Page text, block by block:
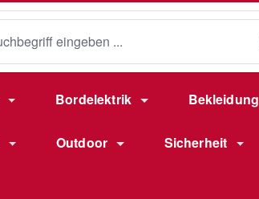
Bordelektrik Bekleidung
Outdoor Sicherheit